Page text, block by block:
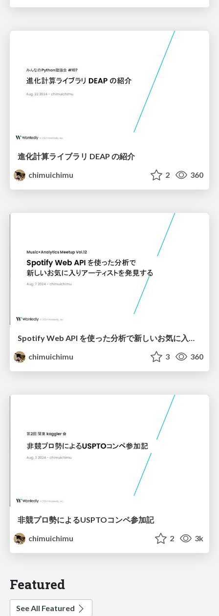
進化計算ライブラリ DEAP の紹介
chimuichimu
2 360
Spotify Web API を使った分析で新しいお気に入りアーティストを発見する
chimuichimu
3 360
非競プロ勢によるUSPTOコンペ参加記
chimuichimu
2 3k
Featured
See All Featured